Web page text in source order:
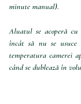
minute manual).
Aluatul se acoperă
încât să nu se
temperatura camerei
când se dublează în